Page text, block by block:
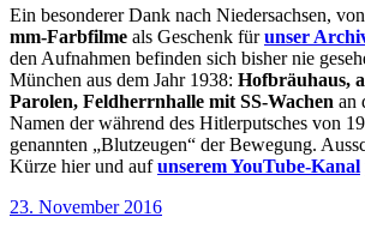
Ein besonderer Dank nach Niedersachsen,
mm-Farbfilme als Geschenk fürunser
den Aufnahmen befinden sich bisher nie
München aus dem Jahr 1938: Hofbräuhaus,
Parolen, Feldherrnhalle mit SS-Wachen an
Namen der während des Hitlerputsches von
genannten „Blutzeugen“ der Bewegung.
Kürze hier und aufunserem YouTube-Kanal
Veröffentlicht
23. November 2016